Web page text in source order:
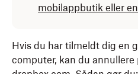
mobilappbutik eller
Hvis du har tilmeldt dig en
computer, kan du annullere